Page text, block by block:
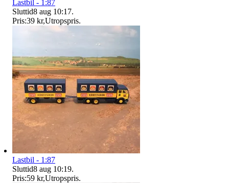
Lastbil - 1:87
Sluttid8 aug 10:17.
Pris:39 kr,Utropspris.
Lastbil - 1:87
Sluttid8 aug 10:19.
Pris:59 kr,Utropspris.